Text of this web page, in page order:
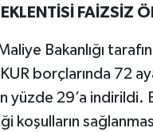
FAİZSİZ
Bakanlığı
borçlarında 72
yüzde 29’a indirildi.
koşulların